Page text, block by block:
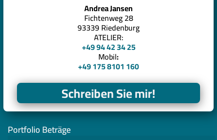
Andrea Jansen
Fichtenweg 28
93339 Riedenburg
ATELIER:
+49 94 42 34 25
Mobil:
+49 175 8101 160
Schreiben Sie mir!
Portfolio Beträge